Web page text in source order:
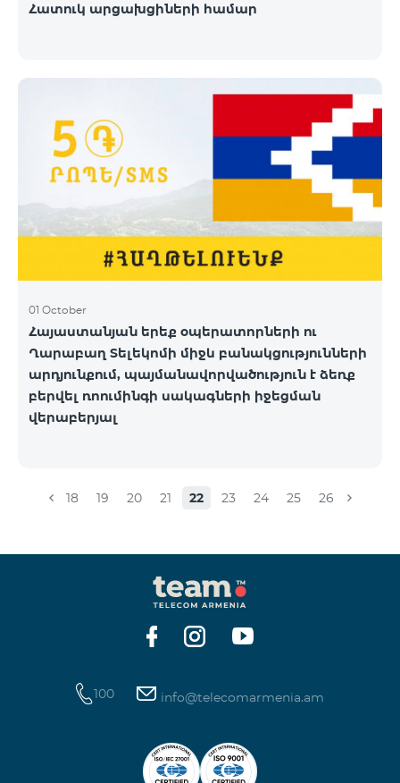
Հատուկ արցախցիների համար
01 October
Հայաստանյան երեք օպերատորների ու
Ղարաբաղ Տելեկոմի միջև բանակցությունների
արդյունքում, պայմանավորվածություն է ձեռք
բերվել ռոումինգի սակագների իջեցման
վերաբերյալ
18 19 20 21 22 23 24 25 26
100 info@telecomarmenia.am